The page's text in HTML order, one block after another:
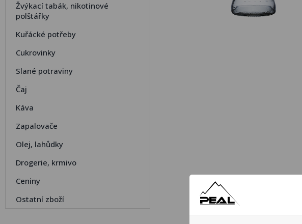
Žvýkací tabák, nikotinové
polštářky
Kuřácké potřeby
Cukrovinky
Slané potraviny
Čaj
Káva
Zapalovače
Olej, lahůdky
Drogerie, krmivo
Ceniny
Ostatní zboží